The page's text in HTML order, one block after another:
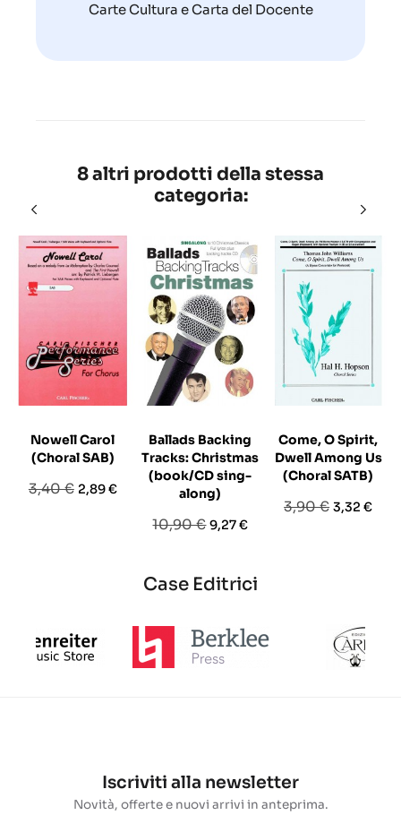
Carte Cultura e Carta del Docente
8 altri prodotti della stessa
categoria:
Nowell Carol
(Choral SAB)
Prezzo
3,40 € Prezzo
2,89 €
Ballads Backing
Tracks: Christmas
(book/CD sing-
along)
Prezzo
10,90 €Prezzo
9,27 €
Come, O Spirit,
Dwell Among Us
(Choral SATB)
Prezzo
3,90 € Prezzo
3,32 €
Case Editrici
Iscriviti alla newsletter
Novità, offerte e nuovi arrivi in anteprima.